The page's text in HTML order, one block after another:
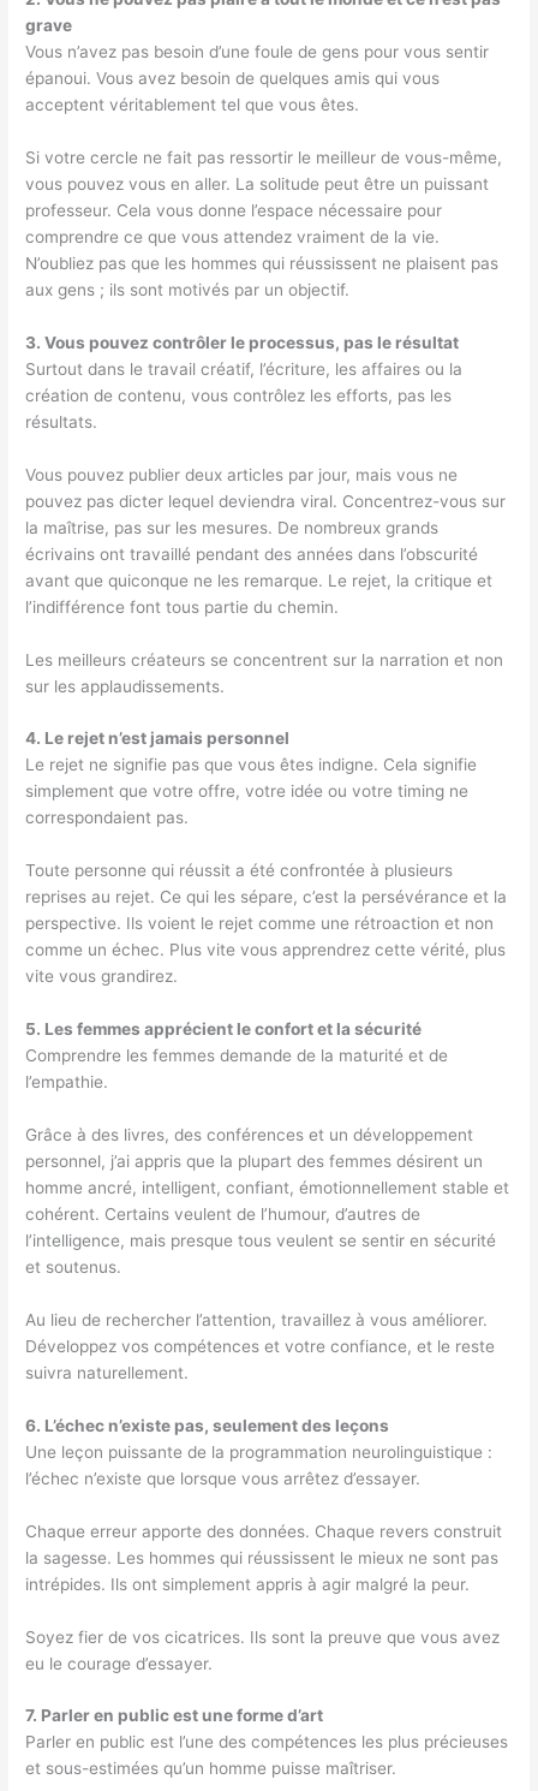
grave
Vous n’avez pas besoin d’une foule de gens pour vous sentir
épanoui. Vous avez besoin de quelques amis qui vous
acceptent véritablement tel que vous êtes.
Si votre cercle ne fait pas ressortir le meilleur de vous-même,
vous pouvez vous en aller. La solitude peut être un puissant
professeur. Cela vous donne l’espace nécessaire pour
comprendre ce que vous attendez vraiment de la vie.
N’oubliez pas que les hommes qui réussissent ne plaisent pas
aux gens ; ils sont motivés par un objectif.
3. Vous pouvez contrôler le processus, pas le résultat
Surtout dans le travail créatif, l’écriture, les affaires ou la
création de contenu, vous contrôlez les efforts, pas les
résultats.
Vous pouvez publier deux articles par jour, mais vous ne
pouvez pas dicter lequel deviendra viral. Concentrez-vous sur
la maîtrise, pas sur les mesures. De nombreux grands
écrivains ont travaillé pendant des années dans l’obscurité
avant que quiconque ne les remarque. Le rejet, la critique et
l’indifférence font tous partie du chemin.
Les meilleurs créateurs se concentrent sur la narration et non
sur les applaudissements.
4. Le rejet n’est jamais personnel
Le rejet ne signifie pas que vous êtes indigne. Cela signifie
simplement que votre offre, votre idée ou votre timing ne
correspondaient pas.
Toute personne qui réussit a été confrontée à plusieurs
reprises au rejet. Ce qui les sépare, c’est la persévérance et la
perspective. Ils voient le rejet comme une rétroaction et non
comme un échec. Plus vite vous apprendrez cette vérité, plus
vite vous grandirez.
5. Les femmes apprécient le confort et la sécurité
Comprendre les femmes demande de la maturité et de
l’empathie.
Grâce à des livres, des conférences et un développement
personnel, j’ai appris que la plupart des femmes désirent un
homme ancré, intelligent, confiant, émotionnellement stable et
cohérent. Certains veulent de l’humour, d’autres de
l’intelligence, mais presque tous veulent se sentir en sécurité
et soutenus.
Au lieu de rechercher l’attention, travaillez à vous améliorer.
Développez vos compétences et votre confiance, et le reste
suivra naturellement.
6. L’échec n’existe pas, seulement des leçons
Une leçon puissante de la programmation neurolinguistique :
l’échec n’existe que lorsque vous arrêtez d’essayer.
Chaque erreur apporte des données. Chaque revers construit
la sagesse. Les hommes qui réussissent le mieux ne sont pas
intrépides. Ils ont simplement appris à agir malgré la peur.
Soyez fier de vos cicatrices. Ils sont la preuve que vous avez
eu le courage d’essayer.
7. Parler en public est une forme d’art
Parler en public est l’une des compétences les plus précieuses
et sous-estimées qu’un homme puisse maîtriser.